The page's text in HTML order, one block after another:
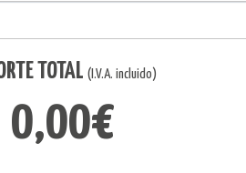
TOTAL (I.V.A. incluido)
0,00€